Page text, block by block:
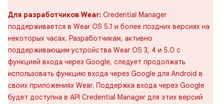
Для разработчиков Wear: Credential Manager
поддерживается в Wear OS 5.1 и более поздних версиях на
некоторых часах. Разработчикам, активно
поддерживающим устройства Wear OS 3, 4 и 5.0 с
функцией входа через Google, следует продолжать
использовать функцию входа через Google для Android в
своих приложениях Wear. Поддержка входа через Google
будет доступна в API Credential Manager для этих версий